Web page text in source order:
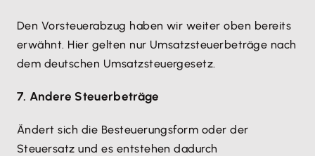
Den Vorsteuerabzug haben wir weiter oben bereits
erwähnt. Hier gelten nur Umsatzsteuerbeträge nach
dem deutschen Umsatzsteuergesetz.
7. Andere Steuerbeträge
Ändert sich die Besteuerungsform oder der
Steuersatz und es entstehen dadurch